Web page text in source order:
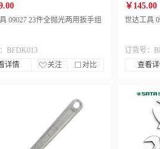
09027 23件全抛光两用扳手组
BFDK013
详情
关注 对比
￥145.00
世达工具
订货号：
查看